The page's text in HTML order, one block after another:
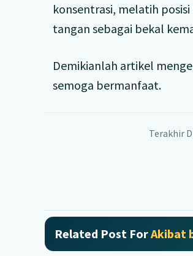
konsentrasi, melatih
tangan sebagai bekal
Demikianlah artikel
semoga bermanfaat.
Terakhir
Related Post ForAkibat